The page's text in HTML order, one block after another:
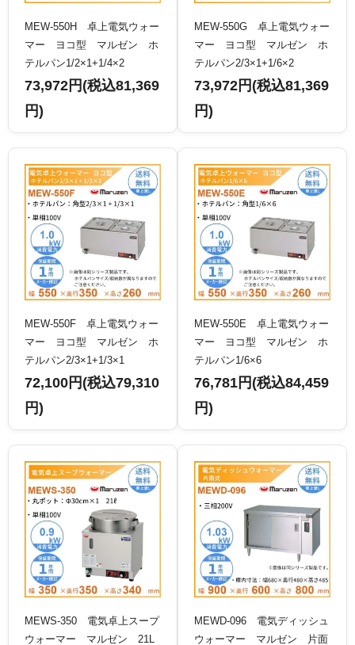
MEW-550H 卓上電気ウォー
マー ヨコ型 マルゼン ホ
テルパン1/2×1+1/4×2
73,972円(税込81,369
円)
MEW-550G 卓上電気ウォー
マー ヨコ型 マルゼン ホ
テルパン2/3×1+1/6×2
73,972円(税込81,369
円)
MEW-550F 卓上電気ウォー
マー ヨコ型 マルゼン ホ
テルパン2/3×1+1/3×1
72,100円(税込79,310
円)
MEW-550E 卓上電気ウォー
マー ヨコ型 マルゼン ホ
テルパン1/6×6
76,781円(税込84,459
円)
MEWS-350 電気卓上スープ
ウォーマー マルゼン 21L
MEWD-096 電気ディッシュ
ウォーマー マルゼン 片面